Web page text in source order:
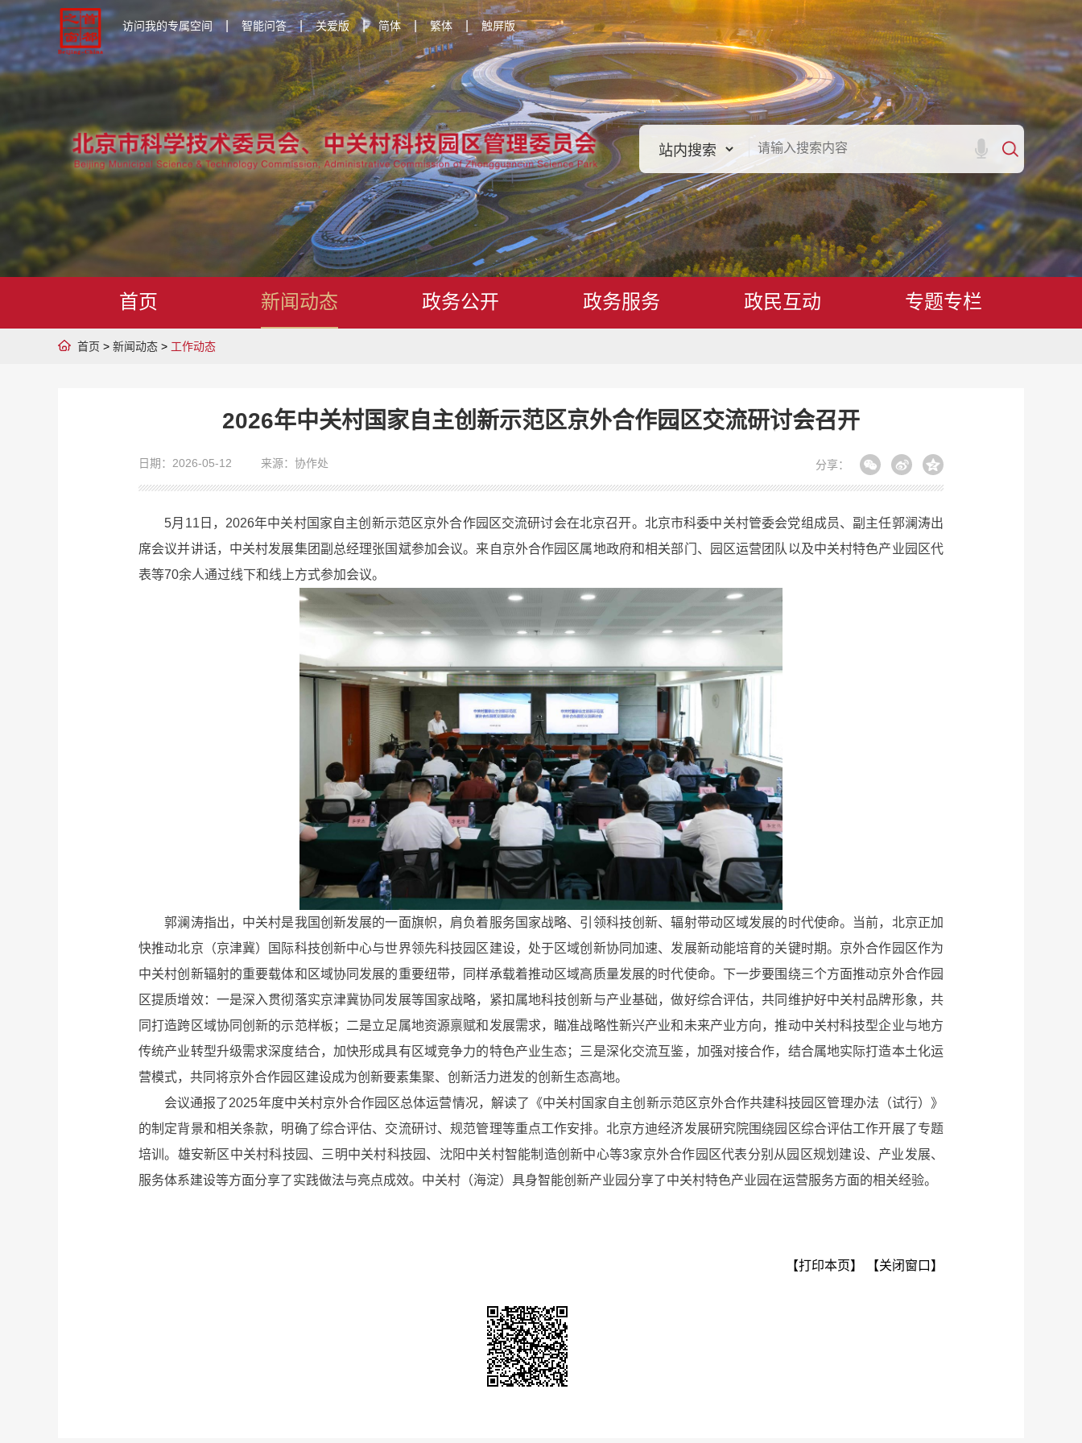
访问我的专属空间 智能问答 | 关爱版 | 简体 | 繁体 触屏版
首页 新闻动态 政务公开 政务服务 政民互动 专题专栏
首页 > 新闻动态 > 工作动态
2026年中关村国家自主创新示范区京外合作园区交流研讨会召开
日期：2026-05-12 来源：协作处 分享：
5月11日，2026年中关村国家自主创新示范区京外合作园区交流研讨会在北京召开。北京市科委中关村管委会党组成员、副主任郭澜涛出
席会议并讲话，中关村发展集团副总经理张国斌参加会议。来自京外合作园区属地政府和相关部门、园区运营团队以及中关村特色产业园区代
表等70余人通过线下和线上方式参加会议。
郭澜涛指出，中关村是我国创新发展的一面旗帜，肩负着服务国家战略、引领科技创新、辐射带动区域发展的时代使命。当前，北京正加
快推动北京（京津冀）国际科技创新中心与世界领先科技园区建设，处于区域创新协同加速、发展新动能培育的关键时期。京外合作园区作为
中关村创新辐射的重要载体和区域协同发展的重要纽带，同样承载着推动区域高质量发展的时代使命。下一步要围绕三个方面推动京外合作园
区提质增效：一是深入贯彻落实京津冀协同发展等国家战略，紧扣属地科技创新与产业基础，做好综合评估，共同维护好中关村品牌形象，共
同打造跨区域协同创新的示范样板；二是立足属地资源禀赋和发展需求，瞄准战略性新兴产业和未来产业方向，推动中关村科技型企业与地方
传统产业转型升级需求深度结合，加快形成具有区域竞争力的特色产业生态；三是深化交流互鉴，加强对接合作，结合属地实际打造本土化运
营模式，共同将京外合作园区建设成为创新要素集聚、创新活力迸发的创新生态高地。
会议通报了2025年度中关村京外合作园区总体运营情况，解读了《中关村国家自主创新示范区京外合作共建科技园区管理办法（试行）》
的制定背景和相关条款，明确了综合评估、交流研讨、规范管理等重点工作安排。北京方迪经济发展研究院围绕园区综合评估工作开展了专题
培训。雄安新区中关村科技园、三明中关村科技园、沈阳中关村智能制造创新中心等3家京外合作园区代表分别从园区规划建设、产业发展、
服务体系建设等方面分享了实践做法与亮点成效。中关村（海淀）具身智能创新产业园分享了中关村特色产业园在运营服务方面的相关经验。
【打印本页】 【关闭窗口】